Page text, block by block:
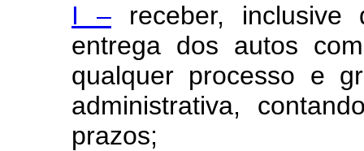
I –receber, inclusive
entrega dos autos
qualquer processo e
administrativa,
prazos;